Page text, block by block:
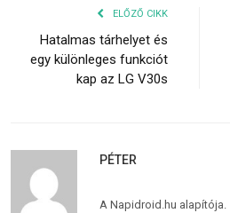
ELŐZŐ CIKK
Hatalmas tárhelyet és
egy különleges funkciót
kap az LG V30s
PÉTER
A Napidroid.hu alapítója.